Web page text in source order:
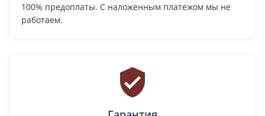
100% предоплаты. С наложенным платежом мы не
работаем.